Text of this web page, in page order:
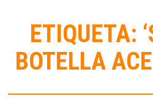
ETIQUETA:
BOTELLA